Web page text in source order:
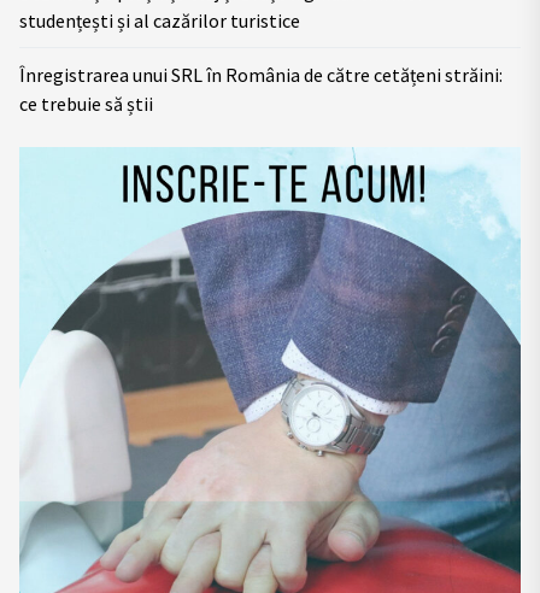
studențești și al cazărilor turistice
Înregistrarea unui SRL în România de către cetățeni străini:
ce trebuie să știi